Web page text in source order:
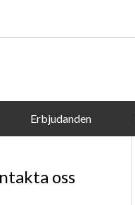
Erbjudanden
oss